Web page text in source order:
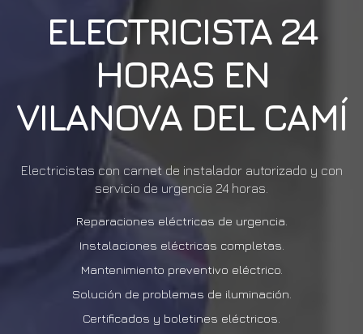
ELECTRICISTA 24
HORAS EN
VILANOVA DEL CAMÍ
Electricistas con carnet de instalador autorizado y con
servicio de urgencia 24 horas.
Reparaciones eléctricas de urgencia.
Instalaciones eléctricas completas.
Mantenimiento preventivo eléctrico.
Solución de problemas de iluminación.
Certificados y boletines eléctricos.